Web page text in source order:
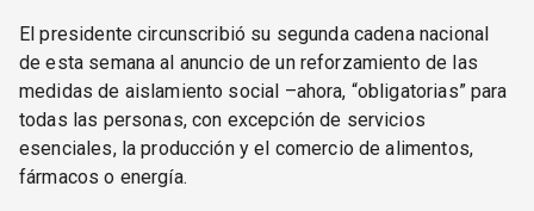
El presidente circunscribió su segunda cadena nacional
de esta semana al anuncio de un reforzamiento de las
medidas de aislamiento social –ahora, “obligatorias” para
todas las personas, con excepción de servicios
esenciales, la producción y el comercio de alimentos,
fármacos o energía.